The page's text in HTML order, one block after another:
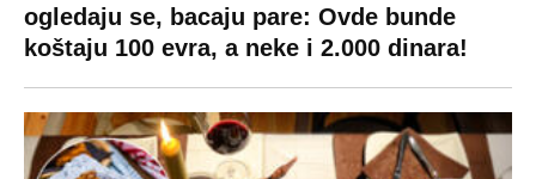
ogledaju se, bacaju pare: Ovde bunde
koštaju 100 evra, a neke i 2.000 dinara!